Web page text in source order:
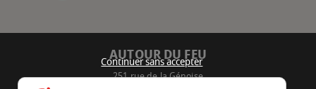
AUTOUR DU FEU
251 rue de la Génoise
Continuer sans accepter